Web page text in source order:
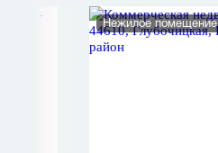
Нежилое помещение